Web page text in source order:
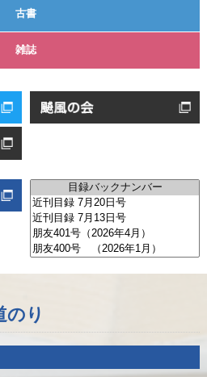
古書
雑誌
のり